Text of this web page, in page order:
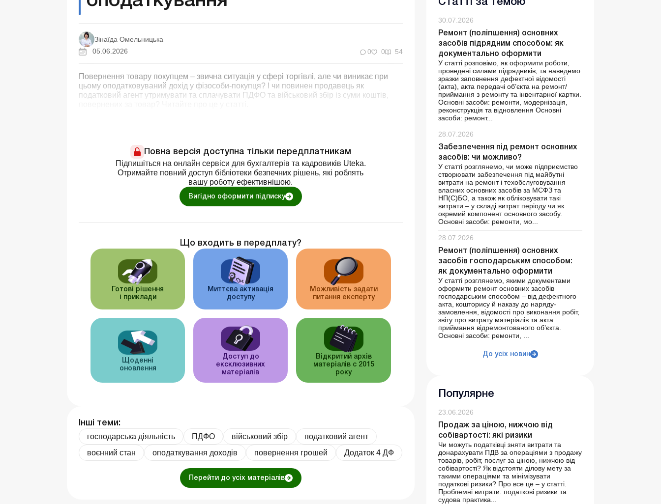
Зінаїда Омельницька
05.06.2026
0 0 54
Повернення товару покупцем – звична ситуація у сфері торгівлі, але чи виникає при
цьому оподатковуваний дохід у фізособи-покупця? І чи повинен продавець як
податковий агент утримувати та сплачувати ПДФО та військовий збір із суми коштів,
Повна версія доступна тільки передплатникам
Підпишіться на онлайн сервіси для бухгалтерів та кадровиків Uteka.
Отримайте повний доступ бібліотеки безпечних рішень, які роблять
вашу роботу ефективнішою.
Вигідно оформити підписку
Що входить в передплату?
Готові рішення
і приклади
Миттєва активація
доступу
Можливість задати
питання експерту
Щоденні
оновлення
Доступ до
ексклюзивних
матеріалів
Відкритий архів
матеріалів c 2015
року
Інші теми:
господарська діяльність ПДФО військовий збір
податковий агент
воєнний стан
оподаткування доходів повернення грошей Додаток 4 ДФ
Перейти до усіх матеріалів
Статті за темою
30.07.2026
Ремонт (поліпшення) основних
засобів підрядним способом: як
документально оформити
У статті розповімо, як оформити роботи,
проведені силами підрядників, та наведемо
зразки заповнення дефектної відомості
(акта), акта передачі об’єкта на ремонт/
приймання з ремонту та інвентарної картки.
Основні засоби: ремонти, модернізація,
реконструкція та відновлення Основні
засоби: ремонт...
28.07.2026
Забезпечення під ремонт основних
засобів: чи можливо?
У статті розглянемо, чи може підприємство
створювати забезпечення під майбутні
витрати на ремонт і техобслуговування
власних основних засобів за МСФЗ та
НП(С)БО, а також як обліковувати такі
витрати – у складі витрат періоду чи як
окремий компонент основного засобу.
Основні засоби: ремонти, мо...
28.07.2026
Ремонт (поліпшення) основних
засобів господарським способом:
як документально оформити
У статті розглянемо, якими документами
оформити ремонт основних засобів
господарським способом – від дефектного
акта, кошторису й наказу до наряду-
замовлення, відомості про виконання робіт,
звіту про витрату матеріалів та акта
приймання відремонтованого об’єкта.
Основні засоби: ремонти, ...
До усіх новин
Популярне
23.06.2026
Продаж за ціною, нижчою від
собівартості: які ризики
Чи можуть податківці зняти витрати та
донарахувати ПДВ за операціями з продажу
товарів, робіт, послуг за ціною, нижчою від
собівартості? Як відстояти ділову мету за
такими операціями та мінімізувати
податкові ризики? Про все це – у статті.
Проблемні витрати: податкові ризики та
судова практика...